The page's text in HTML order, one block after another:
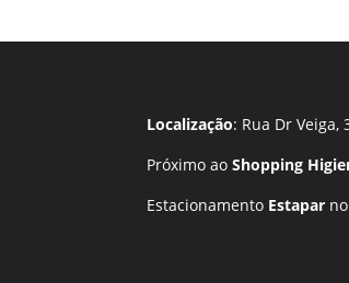
Localização: Rua Dr Veiga,
Próximo aoShopping
Estacionamento Estapar